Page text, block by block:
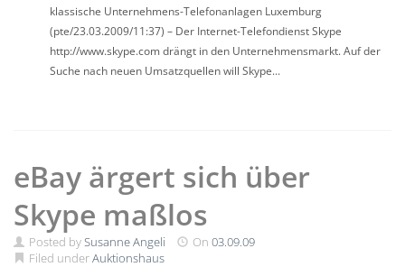
klassische Unternehmens-Telefonanlagen Luxemburg
(pte/23.03.2009/11:37) – Der Internet-Telefondienst Skype
http://www.skype.com drängt in den Unternehmensmarkt. Auf der
Suche nach neuen Umsatzquellen will Skype...
eBay ärgert sich über
Skype maßlos
Posted bySusanne Angeli On 03.09.09
Filed underAuktionshaus